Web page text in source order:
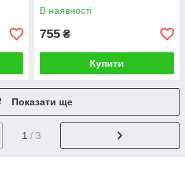
В наявності
755 ₴
Купити
Показати ще
1 / 3